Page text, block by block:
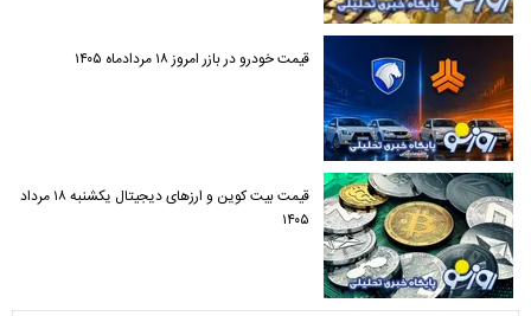
قیمت خودرو در بازر امروز ۱۸ مردادماه ۱۴۰۵
قیمت بیت کوین و ارز‌های دیجیتال یکشنبه ۱۸ مرداد
۱۴۰۵